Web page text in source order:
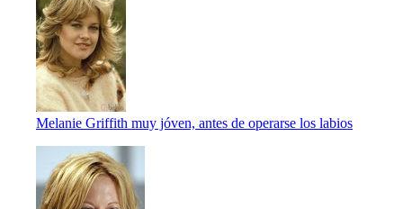
Melanie Griffith muy jóven, antes de operarse los labios